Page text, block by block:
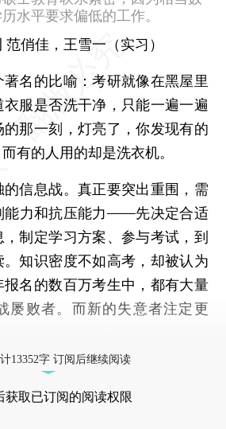
水平要求偏低的工作。
俏佳，王雪一（实习）
名的比喻：考研就像在黑屋里
服是否洗干净，只能一遍一遍
那一刻，灯亮了，你发现有的
有的人用的却是洗衣机。
信息战。真正要突出重围，需
能力和抗压能力——先决定合适
制定学习方案、参与考试，到
知识密度不如高考，却被认为
报名的数百万考生中，都有大量
屡败者。而新的失意者注定更
13352字 订阅后继续阅读
获取已订阅的阅读权限